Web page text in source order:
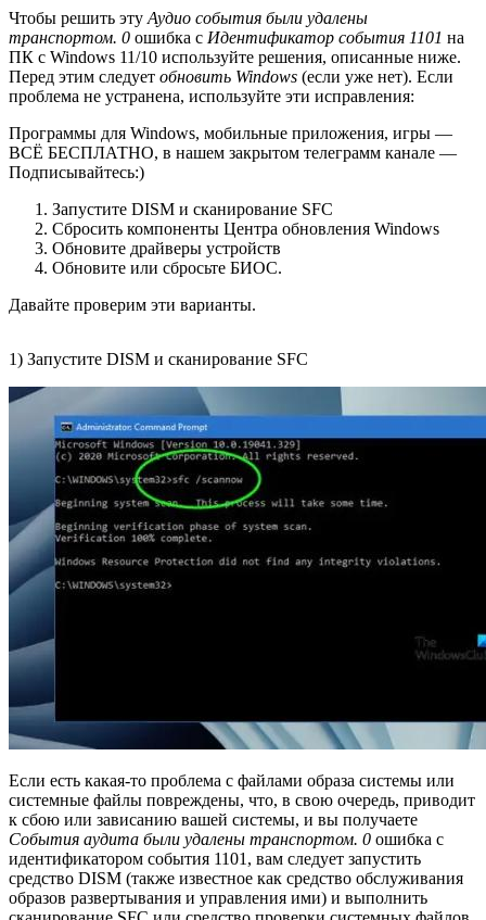
Чтобы решить эту Аудио события были удалены
транспортом. 0 ошибка с Идентификатор события 1101 на
ПК с Windows 11/10 используйте решения, описанные ниже.
Перед этим следует обновить Windows (если уже нет). Если
проблема не устранена, используйте эти исправления:
Программы для Windows, мобильные приложения, игры —
ВСЁ БЕСПЛАТНО, в нашем закрытом телеграмм канале —
Подписывайтесь:)
Запустите DISM и сканирование SFC
Сбросить компоненты Центра обновления Windows
Обновите драйверы устройств
Обновите или сбросьте БИОС.
Давайте проверим эти варианты.
1) Запустите DISM и сканирование SFC
Если есть какая-то проблема с файлами образа системы или
системные файлы повреждены, что, в свою очередь, приводит
к сбою или зависанию вашей системы, и вы получаете
События аудита были удалены транспортом. 0 ошибка с
идентификатором события 1101, вам следует запустить
средство DISM (также известное как средство обслуживания
образов развертывания и управления ими) и выполнить